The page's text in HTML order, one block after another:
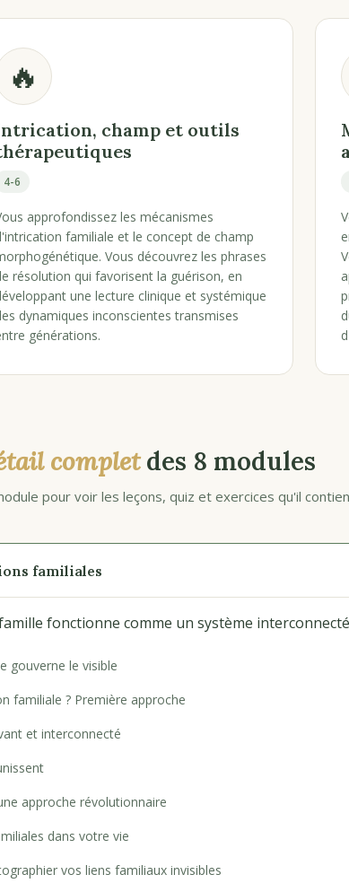
🔥
champ et outils
4-6
approfondissez les mécanismes
familiale et le concept de champ
Vous découvrez les phrases
résolution qui favorisent la guérison, en
une lecture clinique et systémique
dynamiques inconscientes transmises
générations.
completdes 8 modules
pour voir les leçons, quiz et exercices qu'il
familiales
fonctionne comme un système
gouverne le visible
familiale ? Première approche
et interconnecté
approche révolutionnaire
dans votre vie
vos liens familiaux invisibles